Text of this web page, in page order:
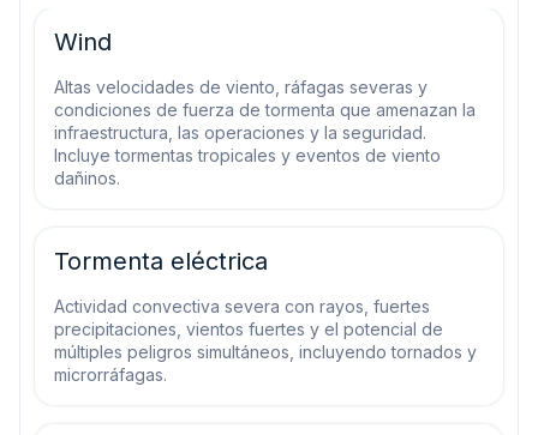
Wind
Altas velocidades de viento, ráfagas severas y
condiciones de fuerza de tormenta que amenazan la
infraestructura, las operaciones y la seguridad.
Incluye tormentas tropicales y eventos de viento
dañinos.
Tormenta eléctrica
Actividad convectiva severa con rayos, fuertes
precipitaciones, vientos fuertes y el potencial de
múltiples peligros simultáneos, incluyendo tornados y
microrráfagas.